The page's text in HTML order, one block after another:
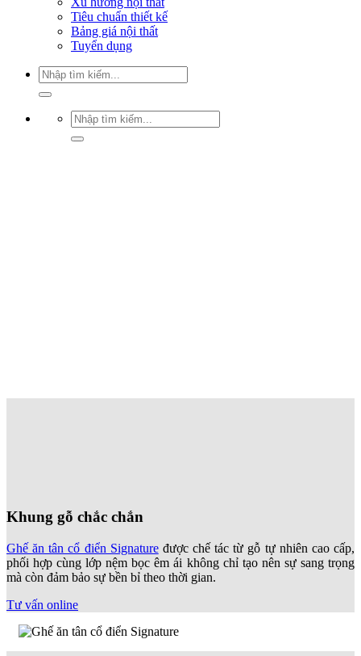
Tiêu chuẩn thiết kế
Bảng giá nội thất
Tuyển dụng
Tìm
kiếm:
Tìm
kiếm:
Khung gỗ chắc chắn
Ghế ăn tân cổ điển Signatuređược chế tác từ gỗ tự nhiên cao cấp,
phối hợp cùng lớp nệm bọc êm ái không chỉ tạo nên sự sang trọng
mà còn đảm bảo sự bền bỉ theo thời gian.
Tư vấn online